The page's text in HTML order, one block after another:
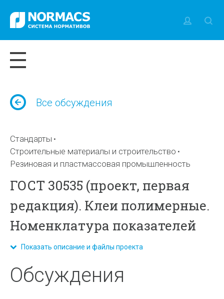
Все обсуждения
Стандарты
Строительные материалы и строительство
Резиновая и пластмассовая промышленность
ГОСТ 30535 (проект, первая
редакция). Клеи полимерные.
Номенклатура показателей
Показать описание и файлы проекта
Обсуждения